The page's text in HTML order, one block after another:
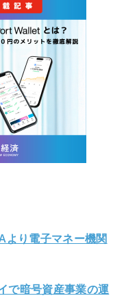
より電子マネー機関
で暗号資産事業の運